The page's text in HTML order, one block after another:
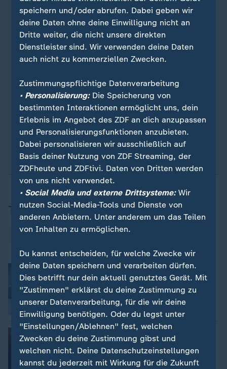
Quelle: Reuters
Sie wollen über Sport stets auf dem Laufenden
Channel genau das Richtige für Sie. Egal ob
morgens zum Kaffee, mittags zum Lunch oder zum
Feierabend - erhalten Siedie wichtigsten News
direkt auf Ihr Smartphone. Melden Sie sich hier
ganz einfach für unseren WhatsApp-Channel an:
sportstudio-WhatsApp-Channel.
Thema
Wintersport
: Videos, Livestreams, Ticker, Zeitplan
Verfolgen Sie Events live
: Wintersport im Livestream
speichern und/oder abrufen. Dabei geben wir
deine Daten ohne deine Einwilligung nicht an
Dritte weiter, die nicht unsere direkten
Dienstleister sind. Wir verwenden deine Daten
auch nicht zu kommerziellen Zwecken.
Zustimmungspflichtige Datenverarbeitung
• Personalisierung:Die Speicherung von
bestimmten Interaktionen ermöglicht uns, dein
Erlebnis im Angebot des ZDF an dich anzupassen
und Personalisierungsfunktionen anzubieten.
Dabei personalisieren wir ausschließlich auf
Basis deiner Nutzung von ZDF Streaming, der
ZDFheute und ZDFtivi. Daten von Dritten werden
von uns nicht verwendet.
• Social Media und externe Drittsysteme:Wir
nutzen Social-Media-Tools und Dienste von
anderen Anbietern. Unter anderem um das Teilen
von Inhalten zu ermöglichen.
Du kannst entscheiden, für welche Zwecke wir
deine Daten speichern und verarbeiten dürfen.
Dies betrifft nur dein aktuell genutztes Gerät. Mit
"Zustimmen" erklärst du deine Zustimmung zu
unserer Datenverarbeitung, für die wir deine
Einwilligung benötigen. Oder du legst unter
"Einstellungen/Ablehnen" fest, welchen
Zwecken du deine Zustimmung gibst und
welchen nicht. Deine Datenschutzeinstellungen
kannst du jederzeit mit Wirkung für die Zukunft